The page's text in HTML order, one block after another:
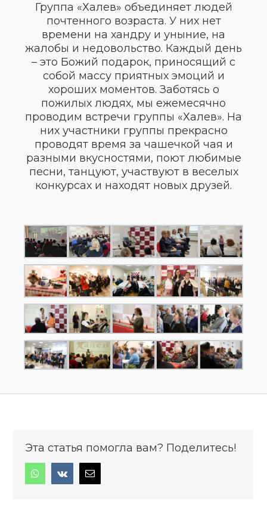
Группа «Халев» объединяет людей
почтенного возраста. У них нет
времени на хандру и уныние, на
жалобы и недовольство. Каждый день
– это Божий подарок, приносящий с
собой массу приятных эмоций и
хороших моментов. Заботясь о
пожилых людях, мы ежемесячно
проводим встречи группы «Халев». На
них участники группы прекрасно
проводят время за чашечкой чая и
разными вкусностями, поют любимые
песни, танцуют, участвуют в веселых
конкурсах и находят новых друзей.
Эта статья помогла вам? Поделитесь!